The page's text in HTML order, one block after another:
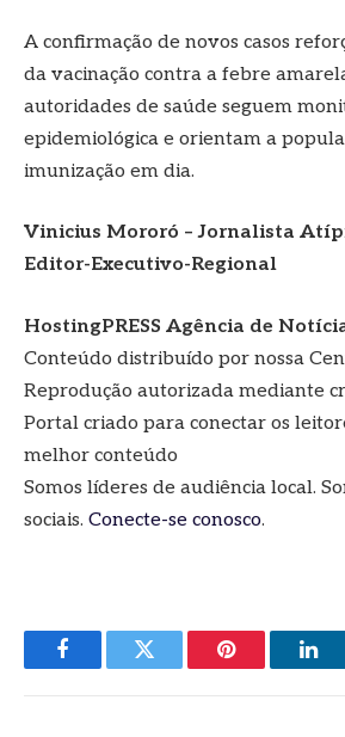
A confirmação de novos casos
da vacinação contra a febre
autoridades de saúde seguem
epidemiológica e orientam a
imunização em dia.
Vinicius Mororó – Jornalista
Editor-Executivo-Regional
HostingPRESS Agência de
Conteúdo distribuído por nossa
Reprodução autorizada mediante
Portal criado para conectar os
melhor conteúdo
Somos líderes de audiência local.
sociais. Conecte-se conosco.
FacebookTwitter Pinterest